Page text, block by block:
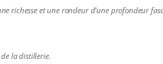
richesse et une rondeur d’une profondeur
la distillerie.